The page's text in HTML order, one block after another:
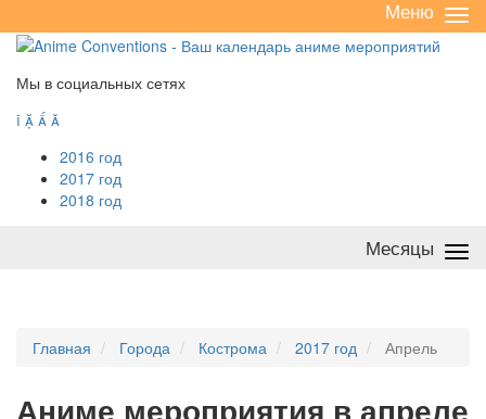
/
Меню
Мы в социальных сетях
   
2016 год
2017 год
2018 год
Месяцы
Главная Города Кострома 2017 год Апрель